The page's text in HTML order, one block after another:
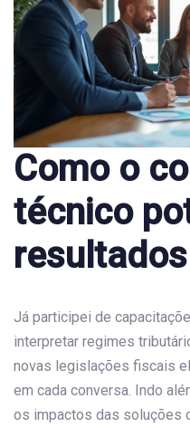
Como o
técnico
resultados
Já participei de
interpretar regimes
novas legislações fiscais
em cada conversa. Indo
os impactos das soluções